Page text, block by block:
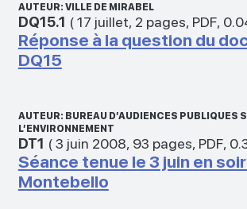
AUTEUR: VILLE DE MIRABEL
DQ15.1 (17 juillet, 2 pages, PDF,
Réponse à la question du
DQ15
AUTEUR: BUREAU D’AUDIENCES PUBLIQUES
L’ENVIRONNEMENT
DT1 (3 juin 2008, 93 pages, PDF,
Séance tenue le 3 juin en
Montebello